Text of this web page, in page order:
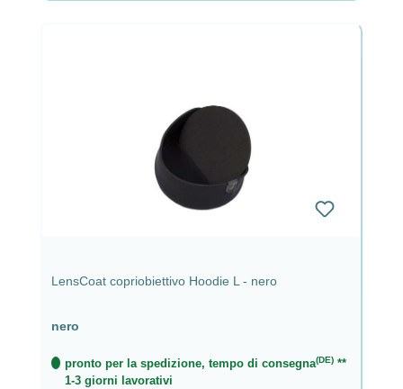
LensCoat copriobiettivo Hoodie L - nero
nero
pronto per la spedizione, tempo di consegna(DE) **
1-3 giorni lavorativi